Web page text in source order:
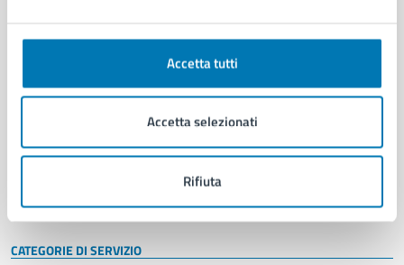
Accetta tutti
Accetta selezionati
Rifiuta
Organi di governo
Enti e fondazioni
Personale amministrativo
Intranet, posta aziendale e protocollo
CATEGORIE DI SERVIZIO